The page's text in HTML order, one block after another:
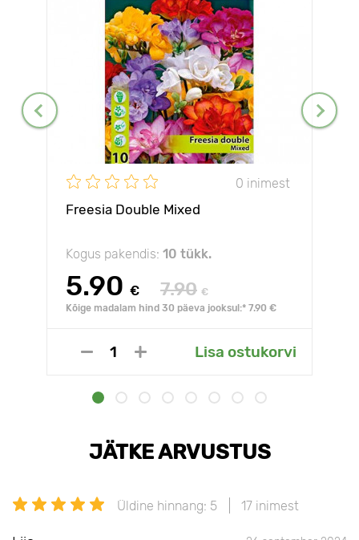
0 inimest
Freesia Double Mixed
Kogus pakendis: 10 tükk.
5.90 € 7.90 €
Kõige madalam hind 30 päeva jooksul:* 7.90 €
Lisa ostukorvi
JÄTKE ARVUSTUS
Üldine hinnang: 5 17 inimest